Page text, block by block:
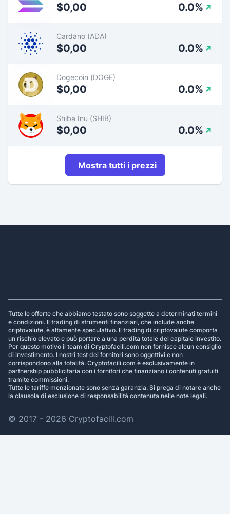
$0,00 0.0%
Cardano (ADA)
$0,00 0.0%
Dogecoin (DOGE)
$0,00 0.0%
Shiba Inu (SHIB)
$0,00 0.0%
Mostra tutti i prezzi
Tutte le offerte che abbiamo testato sono soggette a determinati termini
e condizioni. Il trading di strumenti finanziari, che include anche
criptovalute, è altamente speculativo. Il trading di criptovalute comporta
un rischio elevato e può portare a una perdita totale del capitale investito.
Per questo motivo il team di Cryptofacili.com non fornisce alcun consiglio
di investimento. I nostri test dei fornitori sono oggettivi e non
corrispondono alla totalità. Cryptofacili.com è esclusivamente in
partnership pubblicitaria con i fornitori che finanziano i contenuti gratuiti
tramite commissioni.
Tutte le tariffe menzionate sono senza garanzia. Si prega di notare anche
la clausola di esclusione di responsabilità contenuta nelle note legali.
© 2017 - 2026 Cryptofacili.com